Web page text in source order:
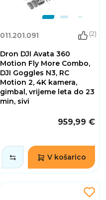
011.201.091 (2)
Dron DJI Avata 360
Motion Fly More Combo,
DJI Goggles N3, RC
Motion 2, 4K kamera,
gimbal, vrijeme leta do 23
min, sivi
959,99 €
V košarico